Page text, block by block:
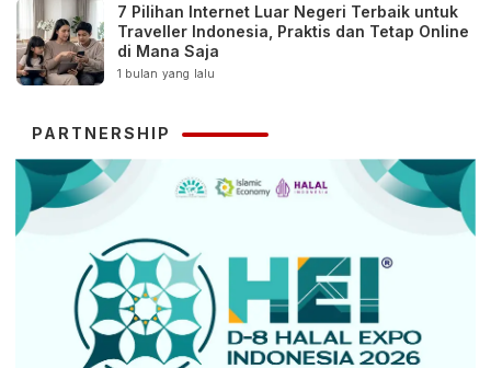
7 Pilihan Internet Luar Negeri Terbaik untuk
Traveller Indonesia, Praktis dan Tetap Online
di Mana Saja
1 bulan yang lalu
PARTNERSHIP